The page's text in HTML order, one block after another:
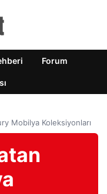
Forum
Mobilya Koleksiyonları